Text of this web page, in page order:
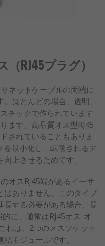
RJ45プラグ）
ネットケーブルの両端に
ほとんどの場合、透明、
チックで作られています
ます。高品質オス型RJ45
されていることもありま
最小化し、転送されるデ
上させるためです。
オスRJ45端があるイーサ
はありません。このタイプ
長する必要がある場合、長
に、通常はRJ45オス-オ
れは、2つのメスソケット
モジュールです。